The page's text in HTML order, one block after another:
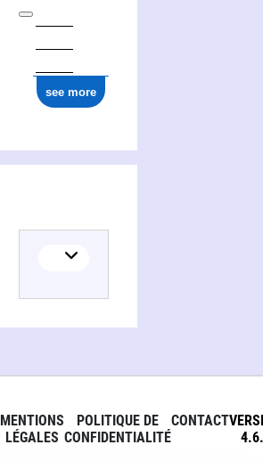
see more
MENTIONS
LÉGALES
POLITIQUE DE
CONFIDENTIALITÉ
CONTACT